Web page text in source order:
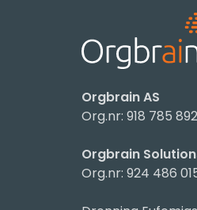
Orgbrain AS
Org.nr: 918 785 892
Orgbrain
Org.nr: 924 486